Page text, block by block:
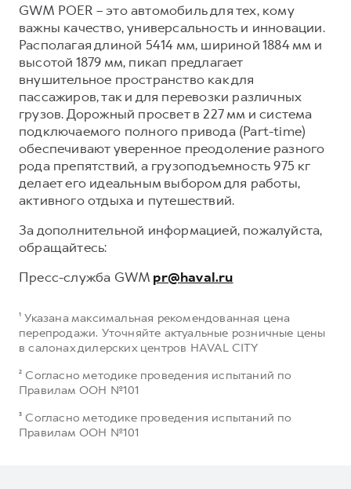
GWM POER – это автомобиль для тех, кому
важны качество, универсальность и инновации.
Располагая длиной 5414 мм, шириной 1884 мм и
высотой 1879 мм, пикап предлагает
внушительное пространство как для
пассажиров, так и для перевозки различных
грузов. Дорожный просвет в 227 мм и система
подключаемого полного привода (Part-time)
обеспечивают уверенное преодоление разного
рода препятствий, а грузоподъемность 975 кг
делает его идеальным выбором для работы,
активного отдыха и путешествий.
За дополнительной информацией, пожалуйста,
обращайтесь:
Пресс-служба GWM pr@haval.ru
¹ Указана максимальная рекомендованная цена
перепродажи. Уточняйте актуальные розничные цены
в салонах дилерских центров HAVAL CITY
² Согласно методике проведения испытаний по
Правилам ООН №101
³ Согласно методике проведения испытаний по
Правилам ООН №101